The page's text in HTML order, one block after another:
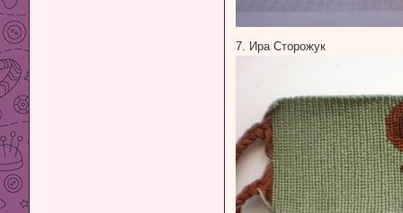
7. Ира Сторожук